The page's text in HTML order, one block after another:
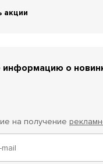
акции
информацию о
на получение